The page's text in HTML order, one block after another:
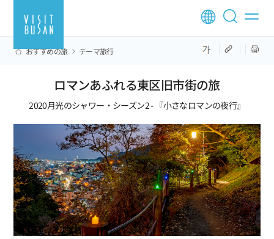
おすすめの旅 テーマ旅行
ロマンあふれる東区旧市街の旅
2020月光のシャワー・シーズン2 - 『小さなロマンの夜行』